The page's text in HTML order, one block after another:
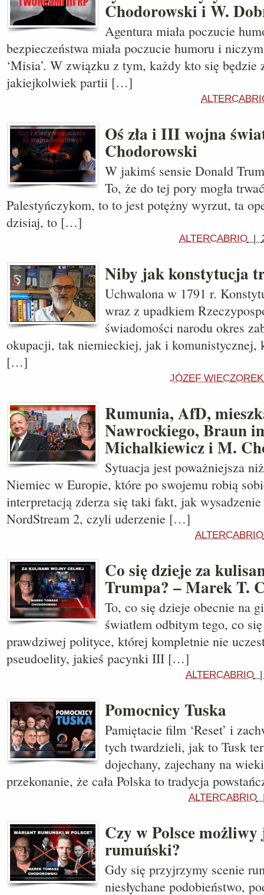
Chodorowski i W.
Agentura miała poczucie
bezpieczeństwa miała poczucie humoru i
‘Misia’. W związku z tym, każdy kto się będzie
jakiejkolwiek partii […]
Oś zła i III wojna
Chodorowski
W jakimś sensie Donald
To, że do tej pory mogła
Palestyńczykom, to to jest potężny wyrzut, ta
dzisiaj, to […]
ALTERCABRIO |
Niby jak konstytucja
Uchwalona w 1791 r.
wraz z upadkiem
świadomości narodu okres
okupacji, tak niemieckiej, jak i komunistycznej,
[…]
JÓZEF WIECZOREK
Rumunia, AfD,
Nawrockiego, Braun
Michalkiewicz i M.
Sytuacja jest poważniejsza
Niemiec w Europie, które po swojemu robią
interpretacją zderza się taki fakt, jak
NordStream 2, czyli uderzenie […]
ALTERCABRIO
Co się dzieje za
Trumpa? – Marek T.
To, co się dzieje obecnie na
światłem odbitym tego, co
prawdziwej polityce, której kompletnie nie
pseudoelity, jakieś pacynki III […]
ALTERCABRIO
Pomocnicy Tuska
Pamiętacie film ‘Reset’ i
tych twardzieli, jak to Tusk
dojechany, zajechany na
przekonanie, że cała Polska to tradycja
ALTERCABRIO
Czy w Polsce
rumuński?
Gdy się przyjrzymy scenie
niesłychane podobieństwo,